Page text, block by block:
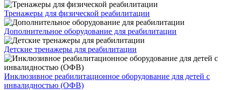
Тренажеры для физической реабилитации
Дополнительное оборудование для реабилитации
Детские тренажеры для реабилитации
Инклюзивное реабилитационное оборудование для детей с
инвалидностью (ОФВ)